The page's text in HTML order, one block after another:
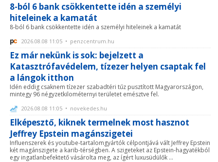
8-ból 6 bank csökkentette idén a személyi
hiteleinek a kamatát
8-ból 6 bank csökkentette idén a személyi hiteleinek a kamatát
2026.08.08 11:05 • penzcentrum.hu
Ez már nekünk is sok: bejelzett a
Katasztrófavédelem, tízezer helyen csaptak fel
a lángok itthon
Idén eddig csaknem tízezer szabadtéri tűz pusztított Magyarországon,
mintegy 96 négyzetkilométernyi területet emésztve fel.
2026.08.08 11:05 • novekedes.hu
Elképesztő, kiknek termelnek most hasznot
Jeffrey Epstein magánszigetei
Influenszerek és youtube-tartalomgyártók célpontjává vált Jeffrey Epstein
két magánszigete a karib-térségben. A szigeteket az Epstein-hagyatékból
egy ingatlanbefektető vásárolta meg, az ígért luxusüdülők ...